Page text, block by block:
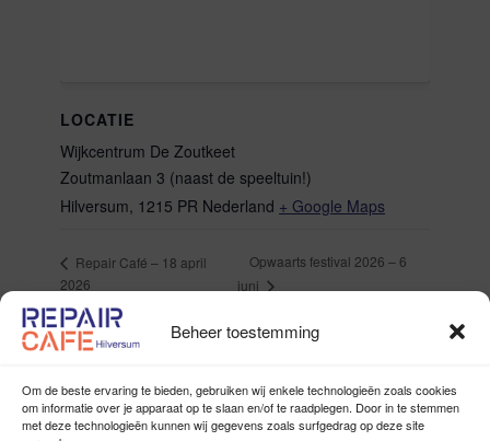
Beheer toestemming
Om de beste ervaring te bieden, gebruiken wij enkele technologieën zoals cookies
om informatie over je apparaat op te slaan en/of te raadplegen. Door in te stemmen
met deze technologieën kunnen wij gegevens zoals surfgedrag op deze site
LOCATIE
Wijkcentrum De Zoutkeet
Zoutmanlaan 3 (naast de speeltuin!)
Hilversum, 1215 PR Nederland + Google Maps
Repair Café – 18 april
2026
Opwaarts festival 2026 – 6
juni